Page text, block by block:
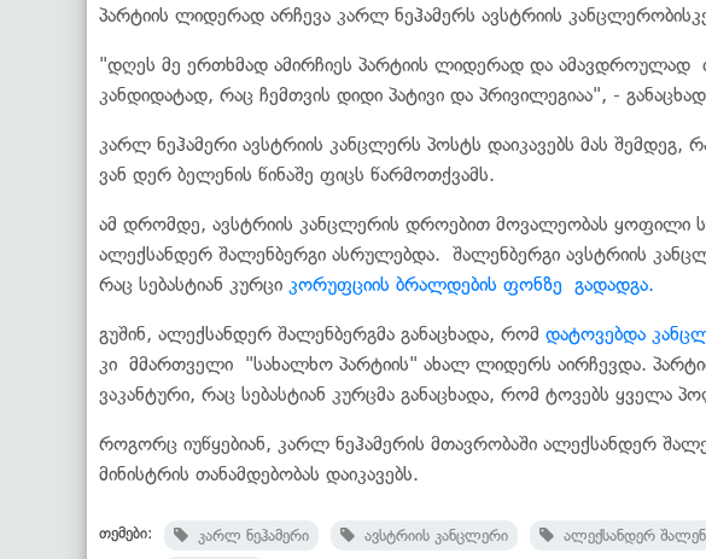
პარტიის ლიდერად არჩევა კარლ ნეჰამერს ავსტრიის
"დღეს მე ერთხმად ამირჩიეს პარტიის ლიდერად და
კანდიდატად, რაც ჩემთვის დიდი პატივი და პრივილეგიაა", -
კარლ ნეჰამერი ავსტრიის კანცლერს პოსტს დაიკავებს მას შემდეგ,
ვან დერ ბელენის წინაშე ფიცს წარმოთქვამს.
ამ დრომდე, ავსტრიის კანცლერის დროებით მოვალეობას ყოფილი
ალექსანდერ შალენბერგი ასრულებდა. შალენბერგი ავსტრიის
რაც სებასტიან კურცი კორუფციის ბრალდების ფონზე გადადგა.
გუშინ, ალექსანდერ შალენბერგმა განაცხადა, რომ დატოვებდა
კი მმართველი "სახალხო პარტიის" ახალ ლიდერს აირჩევდა.
ვაკანტური, რაც სებასტიან კურცმა განაცხადა, რომ ტოვებს ყველა
როგორც იუწყებიან, კარლ ნეჰამერის მთავრობაში ალექსანდერ
მინისტრის თანამდებობას დაიკავებს.
თემები: კარლ ნეჰამერი ავსტრიის კანცლერი ალექსანდერ